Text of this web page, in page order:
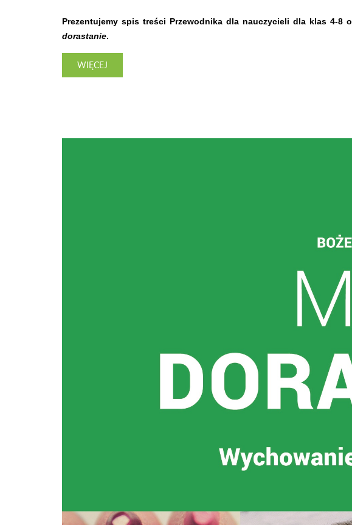
Prezentujemy spis treści Przewodnika dla nauczycieli dla klas 4-
dorastanie.
WIĘCEJ